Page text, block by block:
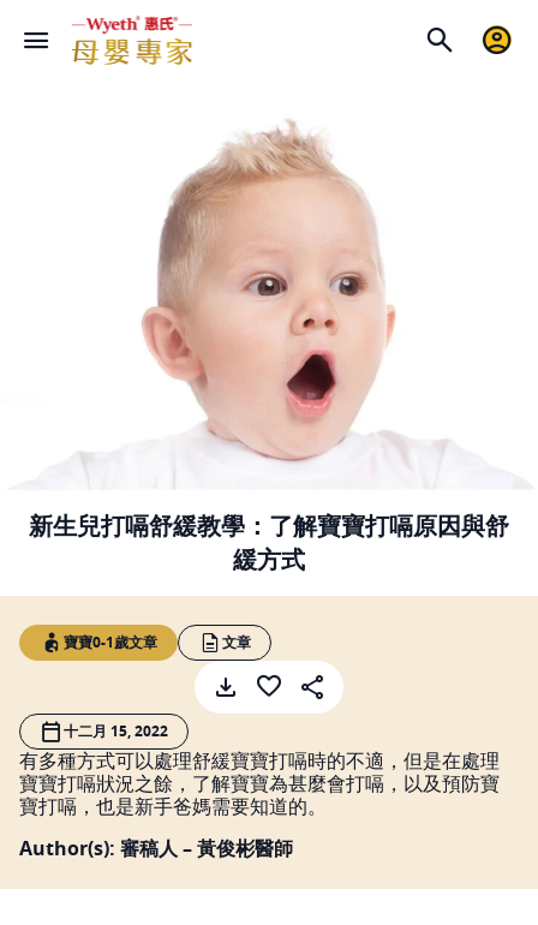
新生兒打嗝舒緩教學：了解寶寶打嗝原因與舒
緩方式
寶寶0-1歲文章 文章
十二月 15, 2022
有多種方式可以處理舒緩寶寶打嗝時的不適，但是在處理
寶寶打嗝狀況之餘，了解寶寶為甚麼會打嗝，以及預防寶
寶打嗝，也是新手爸媽需要知道的。
Author(s): 審稿人 – 黃俊彬醫師